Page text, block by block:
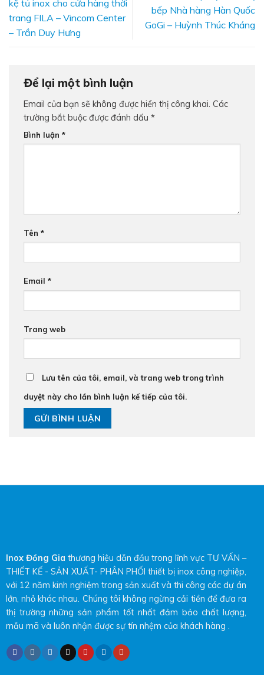
kệ tủ inox cho cửa hàng thời
trang FILA – Vincom Center
– Trần Duy Hưng
bếp Nhà hàng Hàn Quốc
GoGi – Huỳnh Thúc Kháng
Để lại một bình luận
Email của bạn sẽ không được hiển thị công khai. Các
trường bắt buộc được đánh dấu *
Bình luận *
Tên *
Email *
Trang web
Lưu tên của tôi, email, và trang web trong trình
duyệt này cho lần bình luận kế tiếp của tôi.
Inox Đồng Gia thương hiệu dẫn đầu trong lĩnh vực TƯ VẤN –
THIẾT KẾ - SẢN XUẤT- PHÂN PHỐI thiết bị inox công nghiệp,
với 12 năm kinh nghiệm trong sản xuất và thi công các dự án
lớn, nhỏ khác nhau. Chúng tôi không ngừng cải tiền để đưa ra
thị trường những sản phẩm tốt nhất đảm bảo chất lượng,
mẫu mã và luôn nhận được sự tín nhệm của khách hàng .